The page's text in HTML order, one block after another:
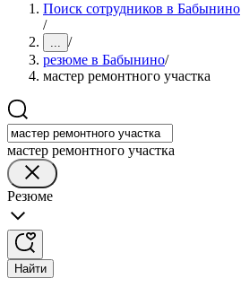
Поиск сотрудников в Бабынино
/
... /
резюме в Бабынино/
мастер ремонтного участка
мастер ремонтного участка
Резюме
Найти